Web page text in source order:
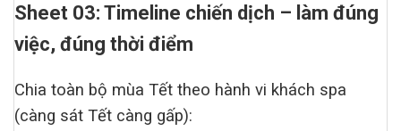
Sheet 03: Timeline chiến dịch – làm đúng
việc, đúng thời điểm
Chia toàn bộ mùa Tết theo hành vi khách spa
(càng sát Tết càng gấp):